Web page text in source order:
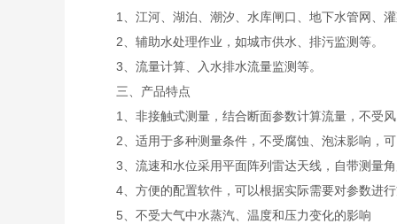
1、江河、湖泊、潮汐、水库闸口、地下水管网、灌
2、辅助水处理作业，如城市供水、排污监测等。
3、流量计算、入水排水流量监测等。
三、产品特点
1、非接触式测量，结合断面参数计算流量，不受风
2、适用于多种测量条件，不受腐蚀、泡沫影响，可
3、流速和水位采用平面阵列雷达天线，自带测量角
4、方便的配置软件，可以根据实际需要对参数进行
5、不受大气中水蒸汽、温度和压力变化的影响